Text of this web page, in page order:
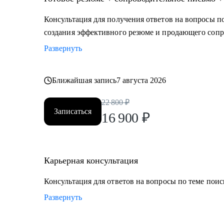
логичную линию, которая закроет вопросы
• Карьерный переход или выход на новый уровень
• Хотите понять рынок и своё место в нем -
начать ;)
Делаю качественный продукт за счет
запрос клиента, глубокой экспертизы и
Консультация для получения ответов на вопросы
создания эффективного резюме и продающего
Развернуть
Ближайшая запись7 августа 2026
Записаться
22 800 ₽
16 900 ₽
Карьерная консультация
Консультация для ответов на вопросы по теме
Развернуть